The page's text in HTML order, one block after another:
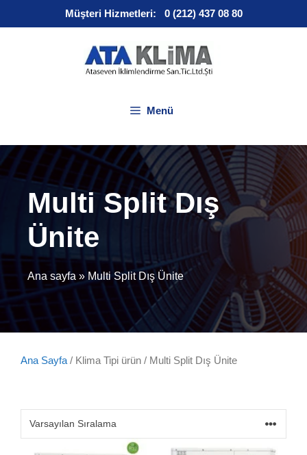
Müşteri Hizmetleri: 0 (212) 437 08 80
Menü
Multi Split Dış
Ünite
Ana sayfa » Multi Split Dış Ünite
Ana Sayfa / Klima Tipi ürün / Multi Split Dış Ünite